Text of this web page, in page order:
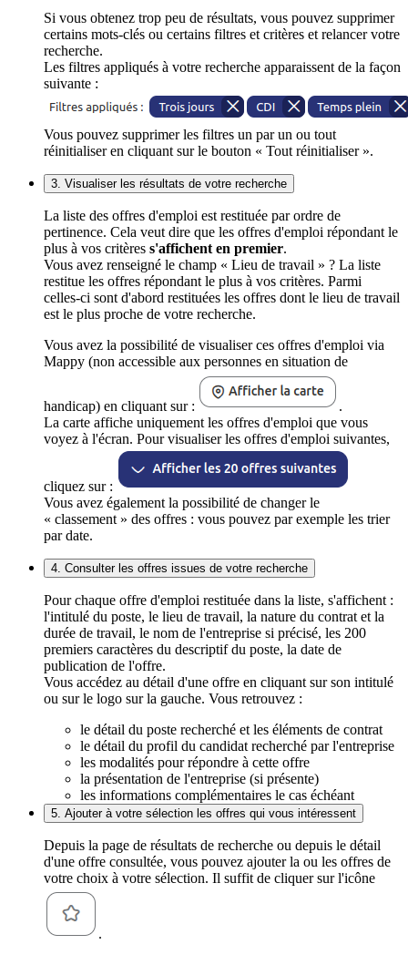
Si vous obtenez trop peu de résultats, vous pouvez supprimer
certains mots-clés ou certains filtres et critères et relancer votre
recherche.
Les filtres appliqués à votre recherche apparaissent de la façon
suivante :
Vous pouvez supprimer les filtres un par un ou tout
réinitialiser en cliquant sur le bouton « Tout réinitialiser ».
3. Visualiser les résultats de votre recherche
La liste des offres d'emploi est restituée par ordre de
pertinence. Cela veut dire que les offres d'emploi répondant le
plus à vos critères s'affichent en premier.
Vous avez renseigné le champ « Lieu de travail » ? La liste
restitue les offres répondant le plus à vos critères. Parmi
celles-ci sont d'abord restituées les offres dont le lieu de travail
est le plus proche de votre recherche.
Vous avez la possibilité de visualiser ces offres d'emploi via
Mappy (non accessible aux personnes en situation de
handicap) en cliquant sur :
.
La carte affiche uniquement les offres d'emploi que vous
voyez à l'écran. Pour visualiser les offres d'emploi suivantes,
cliquez sur :
Vous avez également la possibilité de changer le
« classement » des offres : vous pouvez par exemple les trier
par date.
4. Consulter les offres issues de votre recherche
Pour chaque offre d'emploi restituée dans la liste, s'affichent :
l'intitulé du poste, le lieu de travail, la nature du contrat et la
durée de travail, le nom de l'entreprise si précisé, les 200
premiers caractères du descriptif du poste, la date de
publication de l'offre.
Vous accédez au détail d'une offre en cliquant sur son intitulé
ou sur le logo sur la gauche. Vous retrouvez :
le détail du poste recherché et les éléments de contrat
le détail du profil du candidat recherché par l'entreprise
les modalités pour répondre à cette offre
la présentation de l'entreprise (si présente)
les informations complémentaires le cas échéant
5. Ajouter à votre sélection les offres qui vous intéressent
Depuis la page de résultats de recherche ou depuis le détail
d'une offre consultée, vous pouvez ajouter la ou les offres de
votre choix à votre sélection. Il suffit de cliquer sur l'icône
.